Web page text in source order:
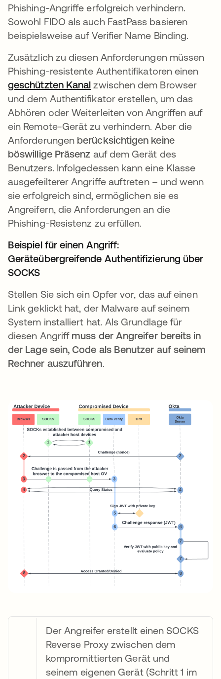
Phishing-Angriffe erfolgreich verhindern.
Sowohl FIDO als auch FastPass basieren
beispielsweise auf Verifier Name Binding.
Zusätzlich zu diesen Anforderungen müssen
Phishing-resistente Authentifikatoren einen
geschützten Kanal wird in einer neuen
zwischen dem Browser
und dem Authentifikator erstellen, um das
Abhören oder Weiterleiten von Angriffen auf
ein Remote-Gerät zu verhindern. Aber die
Anforderungen berücksichtigen keine
böswillige Präsenz auf dem Gerät des
Benutzers. Infolgedessen kann eine Klasse
ausgefeilterer Angriffe auftreten – und wenn
sie erfolgreich sind, ermöglichen sie es
Angreifern, die Anforderungen an die
Phishing-Resistenz zu erfüllen.
Beispiel für einen Angriff:
Geräteübergreifende Authentifizierung über
SOCKS
Stellen Sie sich ein Opfer vor, das auf einen
Link geklickt hat, der Malware auf seinem
System installiert hat. Als Grundlage für
diesen Angriff muss der Angreifer bereits in
der Lage sein, Code als Benutzer auf seinem
Rechner auszuführen
Der Angreifer erstellt einen SOCKS
Reverse Proxy zwischen dem
kompromittierten Gerät und
seinem eigenen Gerät (Schritt 1 im